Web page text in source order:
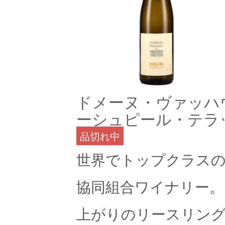
ドメーヌ・ヴァッ
ーシュピール・テ
品切れ中
世界でトップクラス
協同組合ワイナリー
上がりのリースリン